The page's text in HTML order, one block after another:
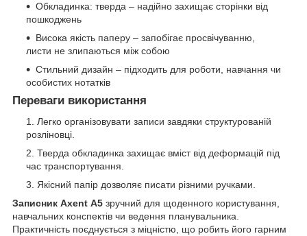
Обкладинка: тверда – надійно захищає сторінки від
пошкоджень
Висока якість паперу – запобігає просвічуванню,
листи не злипаються між собою
Стильний дизайн – підходить для роботи, навчання чи
особистих нотатків
Переваги використання
Легко організовувати записи завдяки структурованій
розліновці.
Тверда обкладинка захищає вміст від деформацій під
час транспортування.
Якісний папір дозволяє писати різними ручками.
Записник Axent А5 зручний для щоденного користування,
навчальних конспектів чи ведення планувальника.
Практичність поєднується з міцністю, що робить його гарним